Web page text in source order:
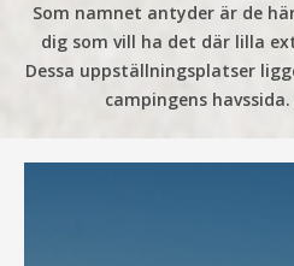
Som namnet antyder är de
dig som vill ha det där lilla
Dessa uppställningsplatser
campingens